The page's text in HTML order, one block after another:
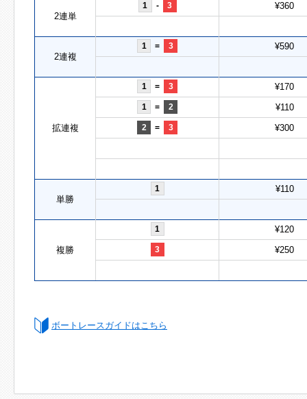
2連単
1 - 3 ¥360
2連複
1 = 3 ¥590
拡連複
1 = 3 ¥170
1 = 2 ¥110
2 = 3 ¥300
単勝
1 ¥110
複勝
1 ¥120
3 ¥250
ボートレースガイドはこちら